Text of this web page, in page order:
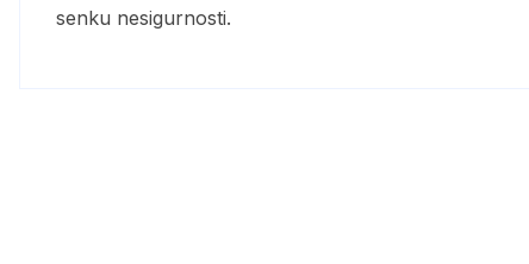
senku nesigurnosti.